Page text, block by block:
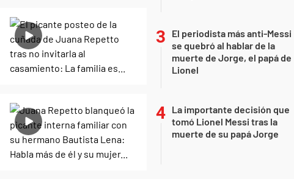
El periodista más anti-Messi
se quebró al hablar de la
muerte de Jorge, el papá de
Lionel
La importante decisión que
tomó Lionel Messi tras la
muerte de su papá Jorge